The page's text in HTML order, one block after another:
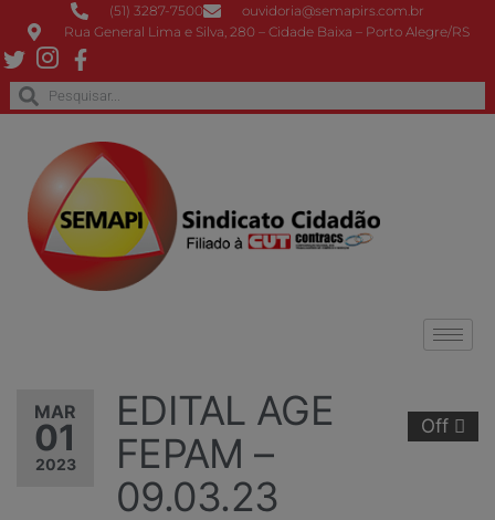
(51) 3287-7500
ouvidoria@semapirs.com.br
Rua General Lima e Silva, 280 – Cidade Baixa – Porto Alegre/RS
MAR
01
2023
Off
EDITAL AGE
FEPAM –
09.03.23